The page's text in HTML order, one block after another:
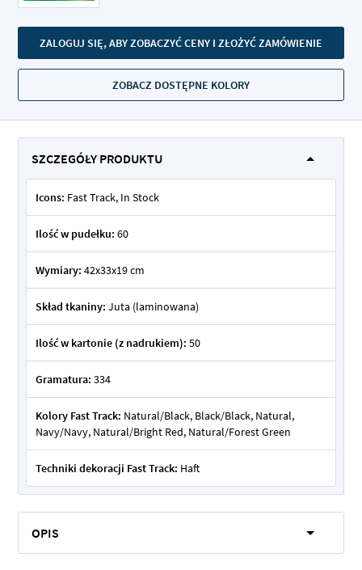
ZALOGUJ SIĘ, ABY ZOBACZYĆ CENY I ZŁOŻYĆ ZAMÓWIENIE
ZOBACZ DOSTĘPNE KOLORY
SZCZEGÓŁY PRODUKTU
Icons: Fast Track, In Stock
Ilość w pudełku: 60
Wymiary: 42x33x19 cm
Skład tkaniny: Juta (laminowana)
Ilość w kartonie (z nadrukiem): 50
Gramatura: 334
Kolory Fast Track: Natural/Black, Black/Black, Natural,
Navy/Navy, Natural/Bright Red, Natural/Forest Green
Techniki dekoracji Fast Track: Haft
OPIS